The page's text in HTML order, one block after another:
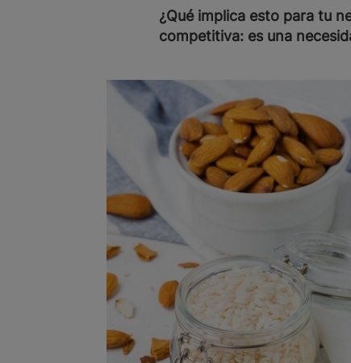
¿Qué implica esto para tu
competitiva: es una